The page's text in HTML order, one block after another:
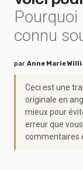
Pourquoi
connu
par Anne Marie
Ceci est une
originale en
mieux pour
erreur que
commentaires